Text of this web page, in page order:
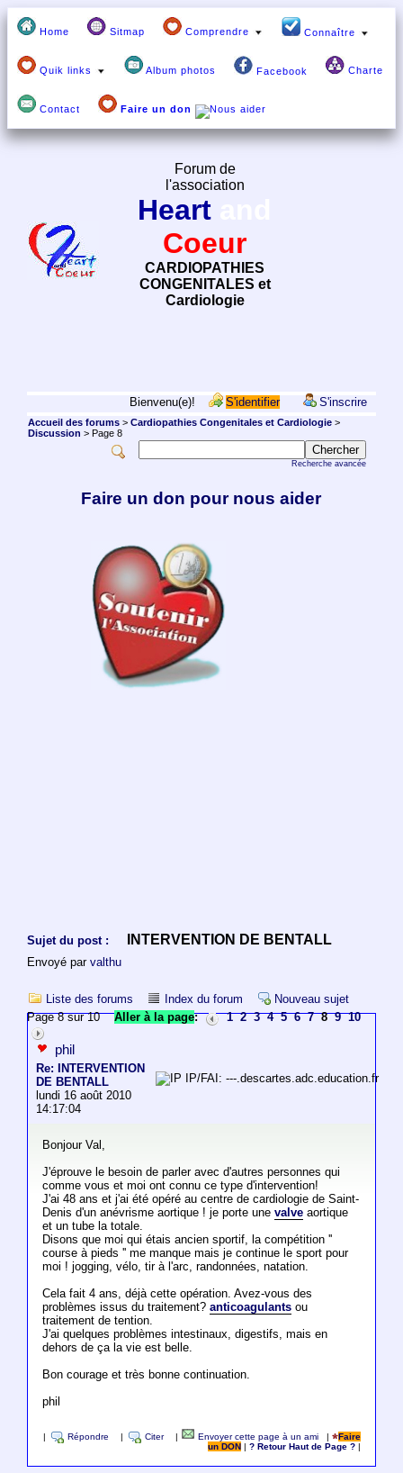
Home Sitmap Comprendre Connaître
Quik links Album photos Facebook Charte
Contact Faire un don
Forum de
l'association
Heart
Coeur
CARDIOPATHIES
CONGENITALES et
Cardiologie
Bienvenu(e)! S'identifier S'inscrire
Accueil des forums> Cardiopathies Congenitales et Cardiologie>
Discussion > Page 8
Recherche avancée
Faire un don pour nous aider
Sujet du post : INTERVENTION DE BENTALL
Envoyé par valthu
Liste des forums Index du forum
Nouveau sujet
Page 8 sur 10Aller à la page: 1 2 3 4 5 6 7 8 9 10
phil
Re: INTERVENTION
DE BENTALL
lundi 16 août 2010
14:17:04
IP/FAI: ---.descartes.adc.education.fr
Bonjour Val,
J'éprouve le besoin de parler avec d'autres personnes qui
comme vous et moi ont connu ce type d'intervention!
J'ai 48 ans et j'ai été opéré au centre de cardiologie de Saint-
Denis d'un anévrisme aortique ! je porte une valveaortique
et un tube la totale.
Disons que moi qui étais ancien sportif, la compétition ''
course à pieds '' me manque mais je continue le sport pour
moi ! jogging, vélo, tir à l'arc, randonnées, natation.
Cela fait 4 ans, déjà cette opération. Avez-vous des
problèmes issus du traitement? anticoagulantsou
traitement de tention.
J'ai quelques problèmes intestinaux, digestifs, mais en
dehors de ça la vie est belle.
Bon courage et très bonne continuation.
phil
Répondre Citer Envoyer cette page à un ami |
Faire
un DON
|? Retour Haut de Page ?